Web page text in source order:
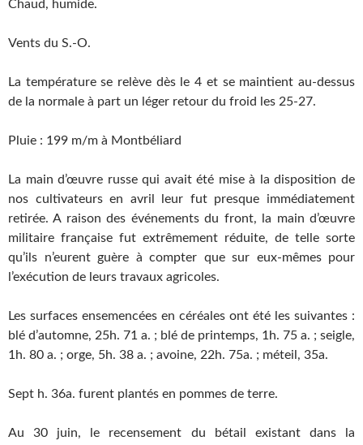
Chaud, humide.
Vents du S.-O.
La température se relève dès le 4 et se maintient au-dessus
de la normale à part un léger retour du froid les 25-27.
Pluie : 199 m/m à Montbéliard
La main d’œuvre russe qui avait été mise à la disposition de
nos cultivateurs en avril leur fut presque immédiatement
retirée. A raison des événements du front, la main d’œuvre
militaire française fut extrêmement réduite, de telle sorte
qu’ils n’eurent guère à compter que sur eux-mêmes pour
l’exécution de leurs travaux agricoles.
Les surfaces ensemencées en céréales ont été les suivantes :
blé d’automne, 25h. 71 a. ; blé de printemps, 1h. 75 a. ; seigle,
1h. 80 a. ; orge, 5h. 38 a. ; avoine, 22h. 75a. ; méteil, 35a.
Sept h. 36a. furent plantés en pommes de terre.
Au 30 juin, le recensement du bétail existant dans la